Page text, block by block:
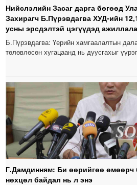
Нийслэлийн Засаг дарга бөгөөд
Захирагч Б.Пүрэвдагва ХУД-ийн
усны эрсдэлтэй цэгүүдэд
Б.Пүрэвдагва: Үерийн хамгаалалтын
төлөвлөсөн хугацаанд нь дуусгахыг
Г.Дамдинням: Би өөрийгөө
нөхцөл байдал нь л энэ